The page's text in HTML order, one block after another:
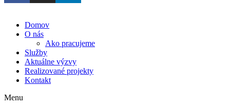
Domov
O nás
Ako pracujeme
Služby
Aktuálne výzvy
Realizované projekty
Kontakt
Menu